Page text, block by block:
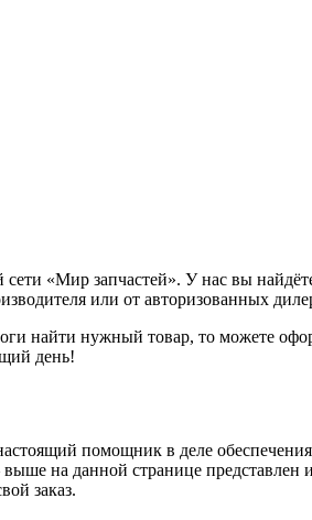
«Мир запчастей». У нас вы
или от авторизованных
найти нужный товар, то можете
день!
помощник в деле
на данной странице представлен
заказ.